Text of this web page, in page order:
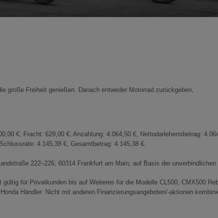
große Freiheit genießen. Danach entweder Motorrad zurückgeben,
€, Fracht: 629,00 €, Anzahlung: 4.064,50 €, Nettodarlehensbetrag:
4.145,38 €, Gesamtbetrag: 4.145,38 €.
222–226, 60314 Frankfurt am Main, auf Basis der
für Privatkunden bis auf Weiteres für die Modelle CL500, CMX500
Händler. Nicht mit anderen Finanzierungsangeboten/-aktionen